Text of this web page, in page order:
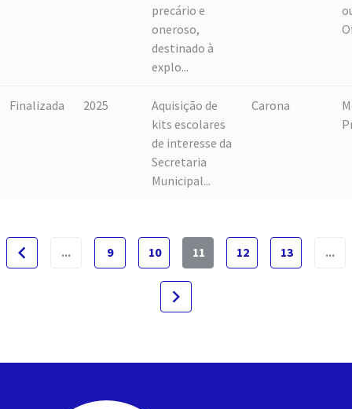
precário e
oneroso,
destinado à
explo...
Finalizada 2025
Aquisição de
kits escolares
de interesse da
Secretaria
Municipal...
Carona
navigate_before ... 9 10 11 12 13 ...
navigate_next